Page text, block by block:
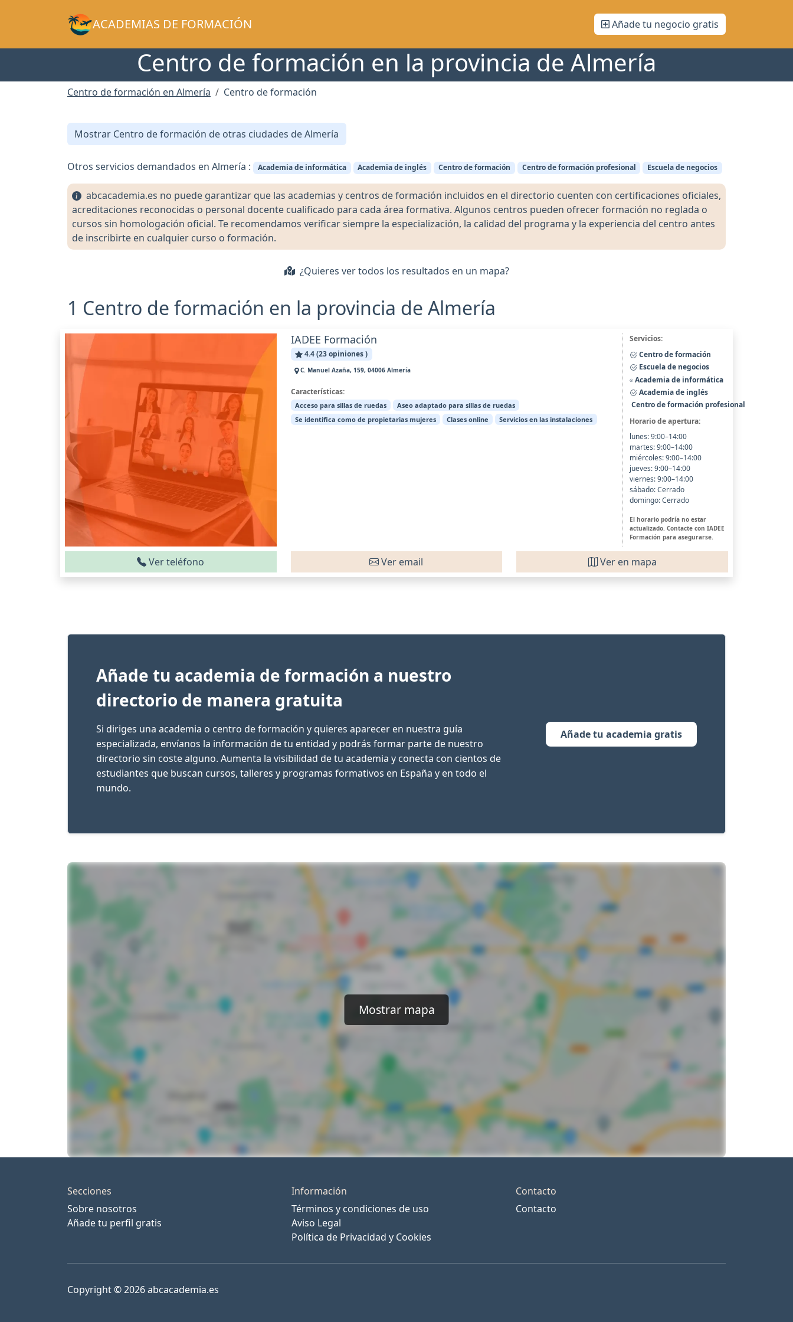
ACADEMIAS DE FORMACIÓN Añade tu negocio gratis
Centro de formación en la provincia de Almería
Centro de formación en Almería Centro de formación
Mostrar Centro de formación de otras ciudades de Almería
Otros servicios demandados en Almería : Academia de informática Academia de inglés Centro de formación Centro de formación profesional Escuela de negocios
abcacademia.es no puede garantizar que las academias y centros de formación incluidos en el directorio cuenten con certificaciones oficiales,
acreditaciones reconocidas o personal docente cualificado para cada área formativa. Algunos centros pueden ofrecer formación no reglada o
cursos sin homologación oficial. Te recomendamos verificar siempre la especialización, la calidad del programa y la experiencia del centro antes
de inscribirte en cualquier curso o formación.
¿Quieres ver todos los resultados en un mapa?
1 Centro de formación en la provincia de Almería
IADEE Formación
4.4 (23 opiniones )
C. Manuel Azaña, 159, 04006 Almería
Características:
Acceso para sillas de ruedas
Aseo adaptado para sillas de ruedas
Se identifica como de propietarias mujeres
Clases online Servicios en las instalaciones
Servicios:
Centro de formación
Escuela de negocios
Academia de informática
Academia de inglés
Centro de formación profesional
Horario de apertura:
lunes: 9:00–14:00
martes: 9:00–14:00
miércoles: 9:00–14:00
jueves: 9:00–14:00
viernes: 9:00–14:00
sábado: Cerrado
domingo: Cerrado
El horario podría no estar
actualizado. Contacte con IADEE
Formación para asegurarse.
Ver teléfono Ver email Ver en mapa
Añade tu academia de formación a nuestro
directorio de manera gratuita
Si diriges una academia o centro de formación y quieres aparecer en nuestra guía
especializada, envíanos la información de tu entidad y podrás formar parte de nuestro
directorio sin coste alguno. Aumenta la visibilidad de tu academia y conecta con cientos de
estudiantes que buscan cursos, talleres y programas formativos en España y en todo el
mundo.
Añade tu academia gratis
Mostrar mapa
Secciones
Sobre nosotros
Añade tu perfil gratis
Información
Términos y condiciones de uso
Aviso Legal
Política de Privacidad y Cookies
Contacto
Contacto
Copyright © 2026 abcacademia.es